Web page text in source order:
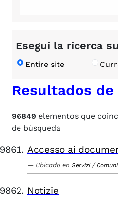
Esegui la ricerca
Entire site
Resultados
96849 elementos que
de búsqueda
Accesso ai
Ubicado en Servizi /
Notizie